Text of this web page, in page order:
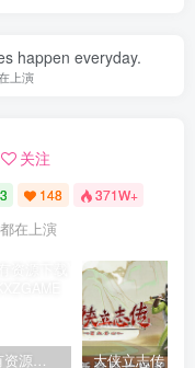
happen everyday.
上演
关注
148 371W+
在上演
SVIP专属稀有资源下载 – 持续更新中